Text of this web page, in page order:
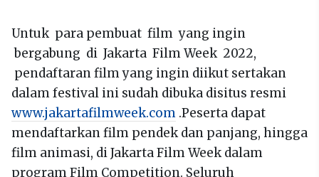
Untuk para pembuat film yang ingin
bergabung di Jakarta Film Week 2022,
pendaftaran film yang ingin diikut sertakan
dalam festival ini sudah dibuka disitus resmi
www.jakartafilmweek.com .Peserta dapat
mendaftarkan film pendek dan panjang, hingga
film animasi, di Jakarta Film Week dalam
program Film Competition. Seluruh